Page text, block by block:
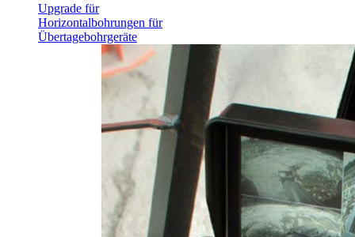
Upgrade für
Horizontalbohrungen für
Übertagebohrgeräte